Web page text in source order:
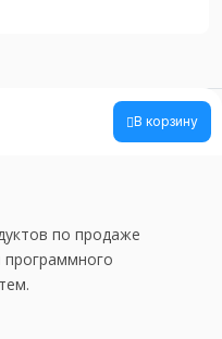
В корзину
по продаже
программного